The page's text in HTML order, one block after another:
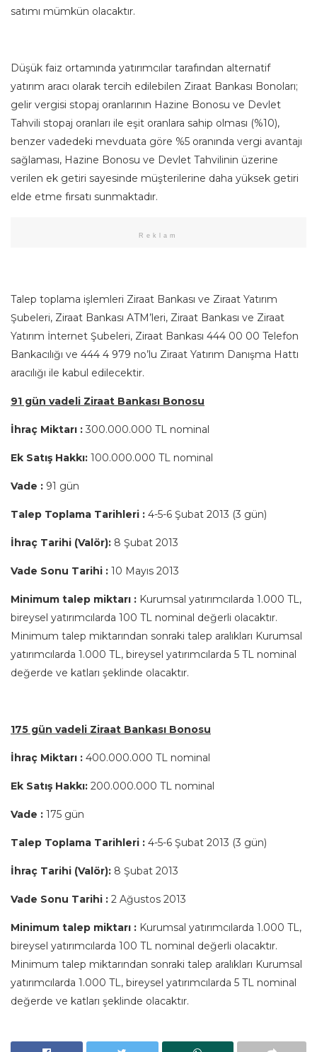
satımı mümkün olacaktır.
Düşük faiz ortamında yatırımcılar tarafından alternatif
yatırım aracı olarak tercih edilebilen Ziraat Bankası Bonoları;
gelir vergisi stopaj oranlarının Hazine Bonosu ve Devlet
Tahvili stopaj oranları ile eşit oranlara sahip olması (%10),
benzer vadedeki mevduata göre %5 oranında vergi avantajı
sağlaması, Hazine Bonosu ve Devlet Tahvilinin üzerine
verilen ek getiri sayesinde müşterilerine daha yüksek getiri
elde etme fırsatı sunmaktadır.
Reklam
Talep toplama işlemleri Ziraat Bankası ve Ziraat Yatırım
Şubeleri, Ziraat Bankası ATM’leri, Ziraat Bankası ve Ziraat
Yatırım İnternet Şubeleri, Ziraat Bankası 444 00 00 Telefon
Bankacılığı ve 444 4 979 no’lu Ziraat Yatırım Danışma Hattı
aracılığı ile kabul edilecektir.
91 gün vadeli Ziraat Bankası Bonosu
İhraç Miktarı : 300.000.000 TL nominal
Ek Satış Hakkı: 100.000.000 TL nominal
Vade : 91 gün
Talep Toplama Tarihleri : 4-5-6 Şubat 2013 (3 gün)
İhraç Tarihi (Valör): 8 Şubat 2013
Vade Sonu Tarihi : 10 Mayıs 2013
Minimum talep miktarı : Kurumsal yatırımcılarda 1.000 TL,
bireysel yatırımcılarda 100 TL nominal değerli olacaktır.
Minimum talep miktarından sonraki talep aralıkları Kurumsal
yatırımcılarda 1.000 TL, bireysel yatırımcılarda 5 TL nominal
değerde ve katları şeklinde olacaktır.
175 gün vadeli Ziraat Bankası Bonosu
İhraç Miktarı : 400.000.000 TL nominal
Ek Satış Hakkı: 200.000.000 TL nominal
Vade : 175 gün
Talep Toplama Tarihleri : 4-5-6 Şubat 2013 (3 gün)
İhraç Tarihi (Valör): 8 Şubat 2013
Vade Sonu Tarihi : 2 Ağustos 2013
Minimum talep miktarı : Kurumsal yatırımcılarda 1.000 TL,
bireysel yatırımcılarda 100 TL nominal değerli olacaktır.
Minimum talep miktarından sonraki talep aralıkları Kurumsal
yatırımcılarda 1.000 TL, bireysel yatırımcılarda 5 TL nominal
değerde ve katları şeklinde olacaktır.